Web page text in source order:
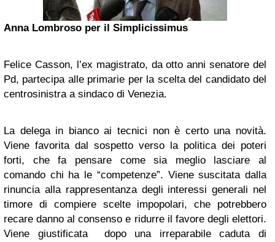
Anna Lombroso per il Simplicissimus
Felice Casson, l’ex magistrato, da otto anni senatore del
Pd, partecipa alle primarie per la scelta del candidato del
centrosinistra a sindaco di Venezia.
La delega in bianco ai tecnici non è certo una novità.
Viene favorita dal sospetto verso la politica dei poteri
forti, che fa pensare come sia meglio lasciare al
comando chi ha le “competenze”. Viene suscitata dalla
rinuncia alla rappresentanza degli interessi generali nel
timore di compiere scelte impopolari, che potrebbero
recare danno al consenso e ridurre il favore degli elettori.
Viene giustificata dopo una irreparabile caduta di